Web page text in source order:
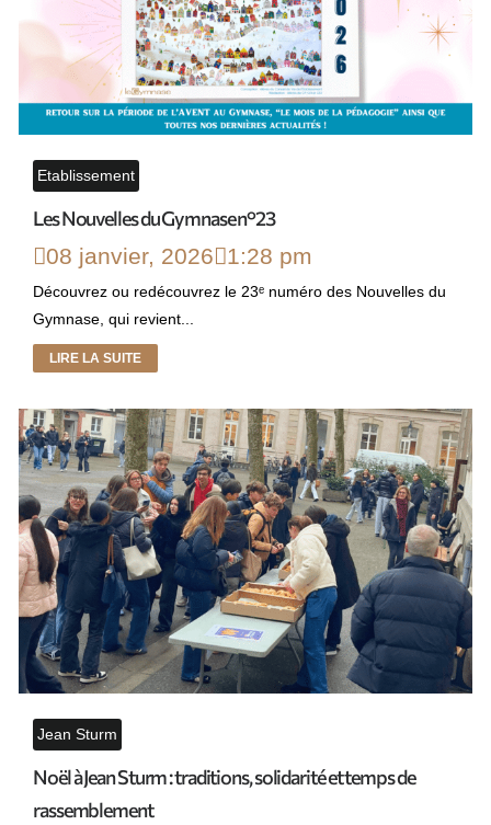
Etablissement
Les Nouvelles du Gymnase n°23
08 janvier, 2026 1:28 pm
Découvrez ou redécouvrez le 23ᵉ numéro des Nouvelles du
Gymnase, qui revient...
LIRE LA SUITE
Jean Sturm
Noël à Jean Sturm : traditions, solidarité et temps de
rassemblement